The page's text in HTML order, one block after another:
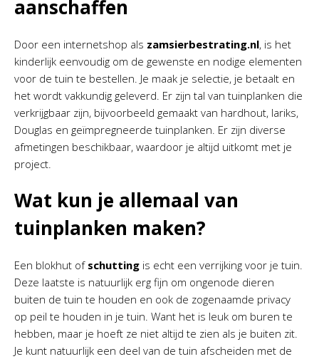
aanschaffen
Door een internetshop als zamsierbestrating.nl, is het
kinderlijk eenvoudig om de gewenste en nodige elementen
voor de tuin te bestellen. Je maak je selectie, je betaalt en
het wordt vakkundig geleverd. Er zijn tal van tuinplanken die
verkrijgbaar zijn, bijvoorbeeld gemaakt van hardhout, lariks,
Douglas en geïmpregneerde tuinplanken. Er zijn diverse
afmetingen beschikbaar, waardoor je altijd uitkomt met je
project.
Wat kun je allemaal van
tuinplanken maken?
Een blokhut of schutting is echt een verrijking voor je tuin.
Deze laatste is natuurlijk erg fijn om ongenode dieren
buiten de tuin te houden en ook de zogenaamde privacy
op peil te houden in je tuin. Want het is leuk om buren te
hebben, maar je hoeft ze niet altijd te zien als je buiten zit.
Je kunt natuurlijk een deel van de tuin afscheiden met de